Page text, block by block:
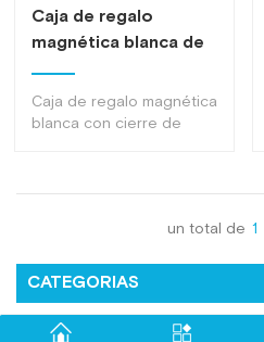
Caja de regalo
magnética blanca de
lujo personalizada
con cierre de cinta
Caja de regalo
Caja de regalo magnética
blanca con cierre de
romántico Tipo de tira
con caja de tablas deun total de 1
CATEGORIAS